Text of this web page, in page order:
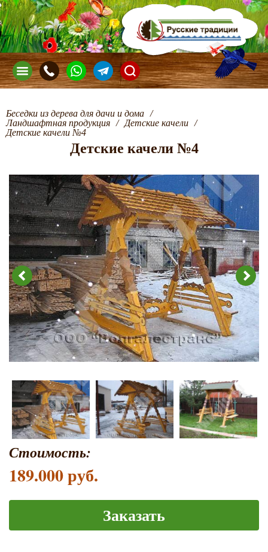
Беседки из дерева для дачи и дома /
Ландшафтная продукция / Детские качели /
Детские качели №4
Детские качели №4
Стоимость:
189.000 руб.
Заказать